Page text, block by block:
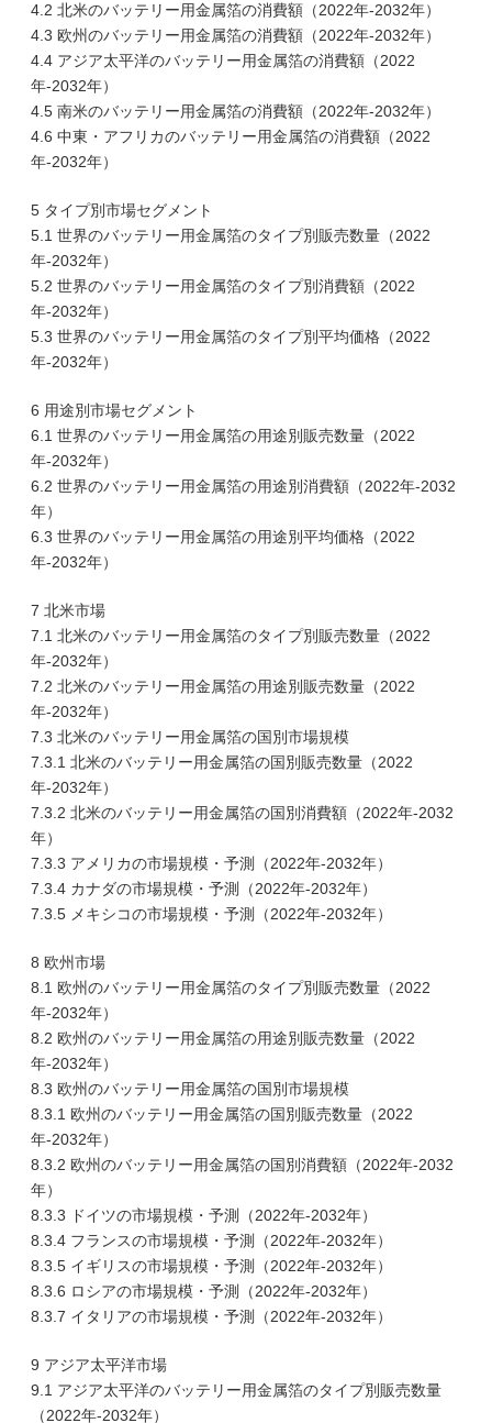
4.2 北米のバッテリー用金属箔の消費額（2022年-2032年）
4.3 欧州のバッテリー用金属箔の消費額（2022年-2032年）
4.4 アジア太平洋のバッテリー用金属箔の消費額（2022
年-2032年）
4.5 南米のバッテリー用金属箔の消費額（2022年-2032年）
4.6 中東・アフリカのバッテリー用金属箔の消費額（2022
年-2032年）
5 タイプ別市場セグメント
5.1 世界のバッテリー用金属箔のタイプ別販売数量（2022
年-2032年）
5.2 世界のバッテリー用金属箔のタイプ別消費額（2022
年-2032年）
5.3 世界のバッテリー用金属箔のタイプ別平均価格（2022
年-2032年）
6 用途別市場セグメント
6.1 世界のバッテリー用金属箔の用途別販売数量（2022
年-2032年）
6.2 世界のバッテリー用金属箔の用途別消費額（2022年-2032
年）
6.3 世界のバッテリー用金属箔の用途別平均価格（2022
年-2032年）
7 北米市場
7.1 北米のバッテリー用金属箔のタイプ別販売数量（2022
年-2032年）
7.2 北米のバッテリー用金属箔の用途別販売数量（2022
年-2032年）
7.3 北米のバッテリー用金属箔の国別市場規模
7.3.1 北米のバッテリー用金属箔の国別販売数量（2022
年-2032年）
7.3.2 北米のバッテリー用金属箔の国別消費額（2022年-2032
年）
7.3.3 アメリカの市場規模・予測（2022年-2032年）
7.3.4 カナダの市場規模・予測（2022年-2032年）
7.3.5 メキシコの市場規模・予測（2022年-2032年）
8 欧州市場
8.1 欧州のバッテリー用金属箔のタイプ別販売数量（2022
年-2032年）
8.2 欧州のバッテリー用金属箔の用途別販売数量（2022
年-2032年）
8.3 欧州のバッテリー用金属箔の国別市場規模
8.3.1 欧州のバッテリー用金属箔の国別販売数量（2022
年-2032年）
8.3.2 欧州のバッテリー用金属箔の国別消費額（2022年-2032
年）
8.3.3 ドイツの市場規模・予測（2022年-2032年）
8.3.4 フランスの市場規模・予測（2022年-2032年）
8.3.5 イギリスの市場規模・予測（2022年-2032年）
8.3.6 ロシアの市場規模・予測（2022年-2032年）
8.3.7 イタリアの市場規模・予測（2022年-2032年）
9 アジア太平洋市場
9.1 アジア太平洋のバッテリー用金属箔のタイプ別販売数量
（2022年-2032年）